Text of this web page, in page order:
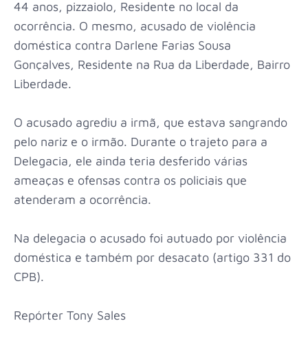
44 anos, pizzaiolo, Residente no local da
ocorrência. O mesmo, acusado de violência
doméstica contra Darlene Farias Sousa
Gonçalves, Residente na Rua da Liberdade, Bairro
Liberdade.
O acusado agrediu a irmã, que estava sangrando
pelo nariz e o irmão. Durante o trajeto para a
Delegacia, ele ainda teria desferido várias
ameaças e ofensas contra os policiais que
atenderam a ocorrência.
Na delegacia o acusado foi autuado por violência
doméstica e também por desacato (artigo 331 do
CPB).
Repórter Tony Sales